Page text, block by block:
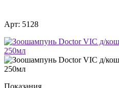
Арт: 5128
Показания